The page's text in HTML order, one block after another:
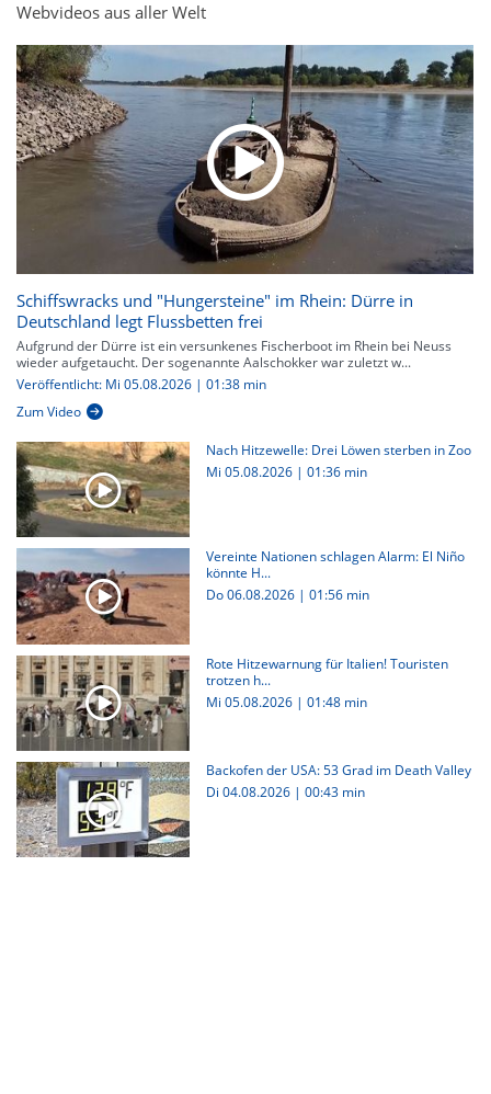
Webvideos aus aller Welt
Schiffswracks und "Hungersteine" im Rhein: Dürre in
Deutschland legt Flussbetten frei
Aufgrund der Dürre ist ein versunkenes Fischerboot im Rhein bei Neuss
wieder aufgetaucht. Der sogenannte Aalschokker war zuletzt w...
Veröffentlicht: Mi 05.08.2026 | 01:38 min
Zum Video
Nach Hitzewelle: Drei Löwen sterben in Zoo
Mi 05.08.2026 | 01:36 min
Vereinte Nationen schlagen Alarm: El Niño
könnte H...
Do 06.08.2026 | 01:56 min
Rote Hitzewarnung für Italien! Touristen
trotzen h...
Mi 05.08.2026 | 01:48 min
Backofen der USA: 53 Grad im Death Valley
Di 04.08.2026 | 00:43 min